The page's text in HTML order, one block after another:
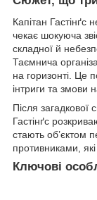
Капітан Гастінґс
чекає шокуюча
складної й
Таємнича
на горизонті. Це
інтриги та змови
Після загадкової
Гастінґс
стають об’єктом
противниками,
Ключові